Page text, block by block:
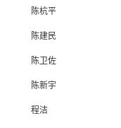
陈杭平
陈建民
陈卫佐
陈新宇
程洁